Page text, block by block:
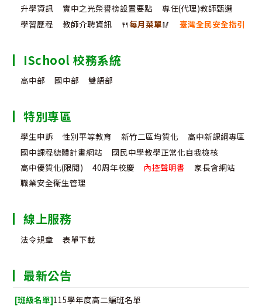
升學資訊
實中之光榮譽榜設置要點
專任(代理)教師甄選
學習歷程
教師介聘資訊 🍴每月菜單🥢 臺灣全民安全指引
ISchool 校務系統
高中部 國中部 雙語部
特別專區
學生申訴 性別平等教育 新竹二區均質化
高中新課綱專區
國中課程總體計畫網站
國民中學教學正常化自我檢核
高中優質化(限閱)
40周年校慶 內控聲明書
家長會網站
職業安全衛生管理
線上服務
法令規章 表單下載
最新公告
[班級名單]115學年度高二編班名單